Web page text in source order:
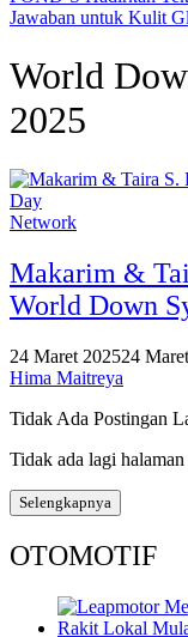
Jawaban untuk Kulit
World
2025
Network
Makarim &
World Down
24 Maret 202524
Hima Maitreya
Tidak Ada Postingan
Tidak ada lagi
Selengkapnya
OTOMOTIF